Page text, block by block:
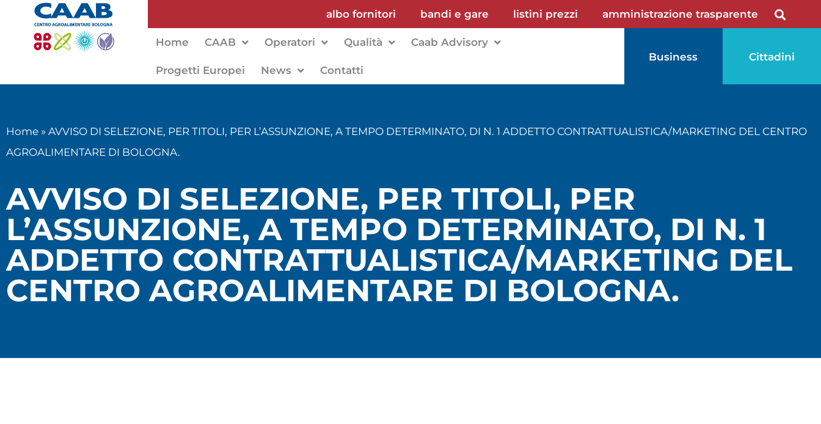
albo fornitori bandi e gare listini prezzi amministrazione trasparente
Home CAAB Operatori Qualità Caab Advisory
Progetti Europei News Contatti
Business Cittadini
Home » AVVISO DI SELEZIONE, PER TITOLI, PER L’ASSUNZIONE, A TEMPO DETERMINATO, DI N. 1 ADDETTO CONTRATTUALISTICA/MARKETING DEL CENTRO
AGROALIMENTARE DI BOLOGNA.
AVVISO DI SELEZIONE, PER TITOLI, PER
L’ASSUNZIONE, A TEMPO DETERMINATO, DI N. 1
ADDETTO CONTRATTUALISTICA/MARKETING DEL
CENTRO AGROALIMENTARE DI BOLOGNA.